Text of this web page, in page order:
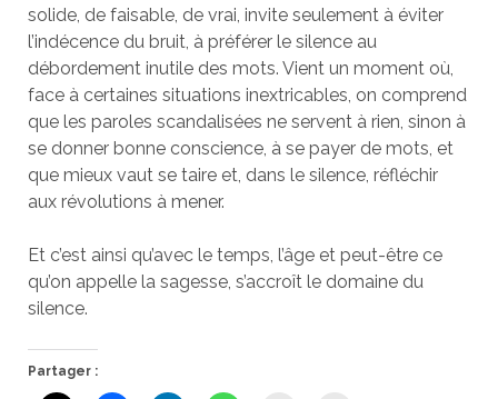
solide, de faisable, de vrai, invite seulement à éviter
l’indécence du bruit, à préférer le silence au
débordement inutile des mots. Vient un moment où,
face à certaines situations inextricables, on comprend
que les paroles scandalisées ne servent à rien, sinon à
se donner bonne conscience, à se payer de mots, et
que mieux vaut se taire et, dans le silence, réfléchir
aux révolutions à mener.
Et c’est ainsi qu’avec le temps, l’âge et peut-être ce
qu’on appelle la sagesse, s’accroît le domaine du
silence.
Partager :